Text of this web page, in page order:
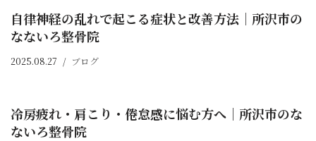
自律神経の乱れで起こる症状と改善方法｜所沢市の
なないろ整骨院
2025.08.27 ブログ
冷房疲れ・肩こり・倦怠感に悩む方へ｜所沢市のな
ないろ整骨院